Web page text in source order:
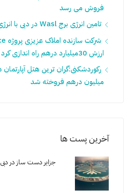
فروش می رسد
تامین انرژی برج Wasl در دبی با انرژی خورشیدی
ارزش 30میلیارد درهم راه اندازی کرد
میلیون درهم فروخته شد
آخرین پست ها
جزایر دست ساز در دبی